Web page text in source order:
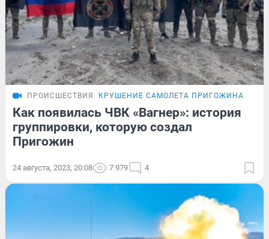
ПРОИСШЕСТВИЯ КРУШЕНИЕ САМОЛЕТА ПРИГОЖИНА
Как появилась ЧВК «Вагнер»: история
группировки, которую создал
Пригожин
24 августа, 2023, 20:08 7 979 4